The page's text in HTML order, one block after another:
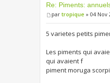
Re: Piments:
par tropique » 04 Nov
5 varietes petits
Les piments qui
qui avaient f
piment moruga